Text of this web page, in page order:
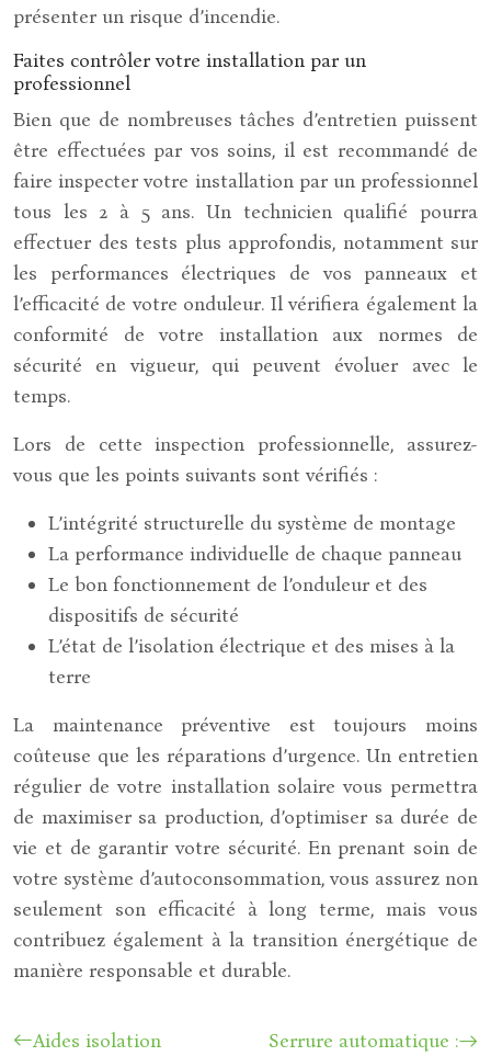
présenter un risque d’incendie.
Faites contrôler votre installation par un
professionnel
Bien que de nombreuses tâches d’entretien puissent
être effectuées par vos soins, il est recommandé de
faire inspecter votre installation par un professionnel
tous les 2 à 5 ans. Un technicien qualifié pourra
effectuer des tests plus approfondis, notamment sur
les performances électriques de vos panneaux et
l’efficacité de votre onduleur. Il vérifiera également la
conformité de votre installation aux normes de
sécurité en vigueur, qui peuvent évoluer avec le
temps.
Lors de cette inspection professionnelle, assurez-
vous que les points suivants sont vérifiés :
L’intégrité structurelle du système de montage
La performance individuelle de chaque panneau
Le bon fonctionnement de l’onduleur et des
dispositifs de sécurité
L’état de l’isolation électrique et des mises à la
terre
La maintenance préventive est toujours moins
coûteuse que les réparations d’urgence. Un entretien
régulier de votre installation solaire vous permettra
de maximiser sa production, d’optimiser sa durée de
vie et de garantir votre sécurité. En prenant soin de
votre système d’autoconsommation, vous assurez non
seulement son efficacité à long terme, mais vous
contribuez également à la transition énergétique de
manière responsable et durable.
Aides isolation
Serrure automatique :